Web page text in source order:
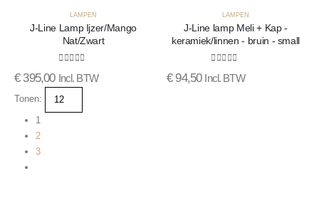
LAMPEN
J-Line Lamp Ijzer/Mango
Nat/Zwart
€395,00 Incl. BTW
LAMPEN
J-Line lamp Meli + Kap -
keramiek/linnen - bruin - small
€94,50 Incl. BTW
Tonen:
1
2
3